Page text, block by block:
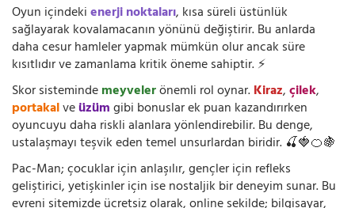
Oyun içindekienerji noktaları, kısa süreli üstünlük
sağlayarak kovalamacanın yönünü değiştirir. Bu anlarda
daha cesur hamleler yapmak mümkün olur ancak süre
kısıtlıdır ve zamanlama kritik öneme sahiptir. ⚡
Skor sistemindemeyvelerönemli rol oynar.Kiraz,çilek,
portakalveüzümgibi bonuslar ek puan kazandırırken
oyuncuyu daha riskli alanlara yönlendirebilir. Bu denge,
ustalaşmayı teşvik eden temel unsurlardan biridir. 🍒🍓🍊🍇
Pac-Man; çocuklar için anlaşılır, gençler için refleks
geliştirici, yetişkinler için ise nostaljik bir deneyim sunar. Bu